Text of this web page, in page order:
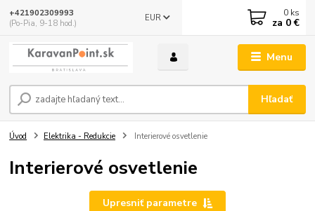
Menu
EUR
Hľadať
+421902309993
(Po-Pia, 9-18 hod.)
0 ks
za 0 €
Úvod Elektrika - Redukcie Interierové osvetlenie
Interierové osvetlenie
Upresniť parametre